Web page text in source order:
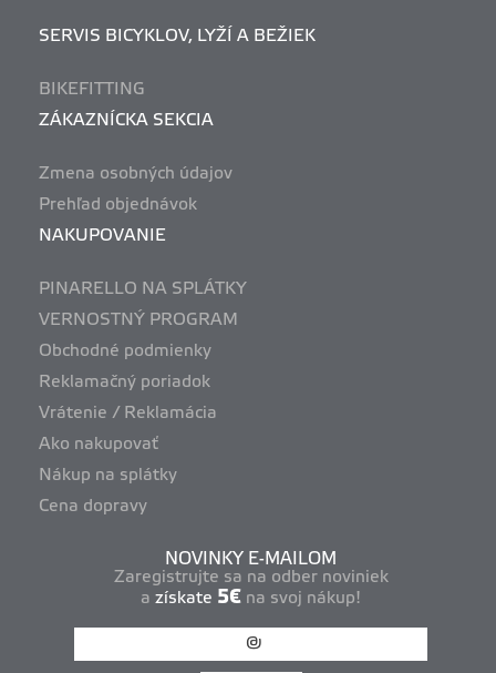
SERVIS BICYKLOV, LYŽÍ A BEŽIEK
BIKEFITTING
ZÁKAZNÍCKA SEKCIA
Zmena osobných údajov
Prehľad objednávok
NAKUPOVANIE
PINARELLO NA SPLÁTKY
VERNOSTNÝ PROGRAM
Obchodné podmienky
Reklamačný poriadok
Vrátenie / Reklamácia
Ako nakupovať
Nákup na splátky
Cena dopravy
NOVINKY E-MAILOM
Zaregistrujte sa na odber noviniek
a získate 5€ na svoj nákup!